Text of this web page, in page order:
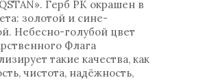
Герб РК окрашен в
золотой и сине-
Небесно-голубой цвет
Флага
такие качества, как
чистота, надёжность,